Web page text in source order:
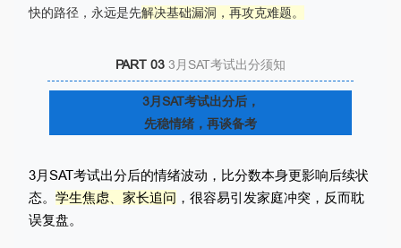
快的路径，永远是先解决基础漏洞，再攻克难题。
PART 03 3月SAT考试出分须知
3月SAT考试出分后，
先稳情绪，再谈备考
3月SAT考试出分后的情绪波动，比分数本身更影响后续状
态。 学生焦虑、家长追问 ，很容易引发家庭冲突，反而耽
误复盘。